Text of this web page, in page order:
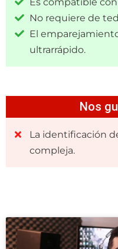
No requiere de
El
ultrarrápido.
Nos
La identificación
compleja.